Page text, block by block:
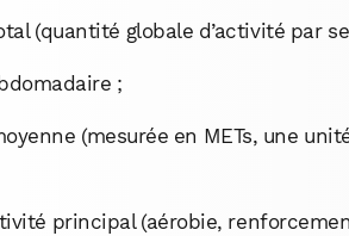
(quantité globale d’activité par
;
(mesurée en METs, une
principal (aérobie,